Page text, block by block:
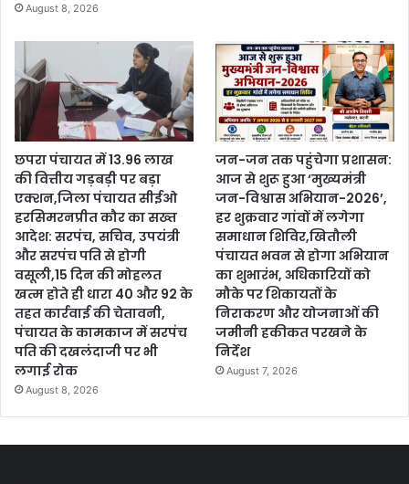
August 8, 2026
छपरा पंचायत में 13.96 लाख
की वित्तीय गड़बड़ी पर बड़ा
एक्शन,जिला पंचायत सीईओ
हरसिमरनप्रीत कौर का सख्त
आदेश: सरपंच, सचिव, उपयंत्री
और सरपंच पति से होगी
वसूली,15 दिन की मोहलत
खत्म होते ही धारा 40 और 92 के
तहत कार्रवाई की चेतावनी,
पंचायत के कामकाज में सरपंच
पति की दखलंदाजी पर भी
लगाई रोक
August 8, 2026
जन-जन तक पहुंचेगा प्रशासन:
आज से शुरू हुआ ‘मुख्यमंत्री
जन-विश्वास अभियान-2026’,
हर शुक्रवार गांवों में लगेगा
समाधान शिविर,खितौली
पंचायत भवन से होगा अभियान
का शुभारंभ, अधिकारियों को
मौके पर शिकायतों के
निराकरण और योजनाओं की
जमीनी हकीकत परखने के
निर्देश
August 7, 2026